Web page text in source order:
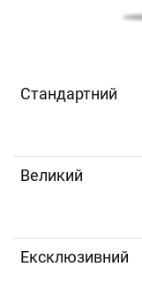
Cтандартний
Великий
Ексклюзивний